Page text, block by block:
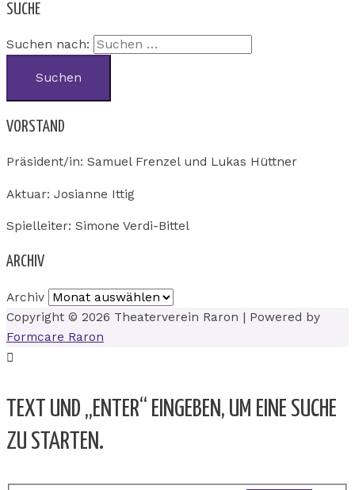
SUCHE
Suchen nach:
VORSTAND
Präsident/in: Samuel Frenzel und Lukas Hüttner
Aktuar: Josianne Ittig
Spielleiter: Simone Verdi-Bittel
ARCHIV
Archiv
Copyright © 2026 Theaterverein Raron | Powered by
Formcare Raron
TEXT UND „ENTER“ EINGEBEN, UM EINE SUCHE
ZU STARTEN.